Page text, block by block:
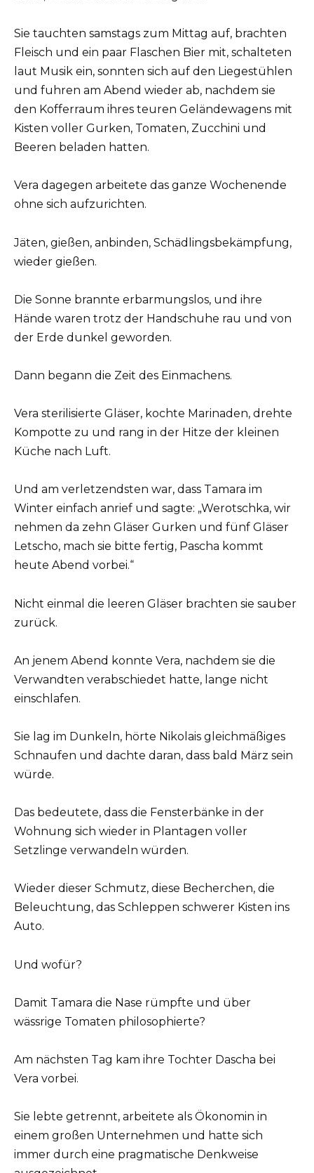
Sie tauchten samstags zum Mittag auf, brachten
Fleisch und ein paar Flaschen Bier mit, schalteten
laut Musik ein, sonnten sich auf den Liegestühlen
und fuhren am Abend wieder ab, nachdem sie
den Kofferraum ihres teuren Geländewagens mit
Kisten voller Gurken, Tomaten, Zucchini und
Beeren beladen hatten.
Vera dagegen arbeitete das ganze Wochenende
ohne sich aufzurichten.
Jäten, gießen, anbinden, Schädlingsbekämpfung,
wieder gießen.
Die Sonne brannte erbarmungslos, und ihre
Hände waren trotz der Handschuhe rau und von
der Erde dunkel geworden.
Dann begann die Zeit des Einmachens.
Vera sterilisierte Gläser, kochte Marinaden, drehte
Kompotte zu und rang in der Hitze der kleinen
Küche nach Luft.
Und am verletzendsten war, dass Tamara im
Winter einfach anrief und sagte: „Werotschka, wir
nehmen da zehn Gläser Gurken und fünf Gläser
Letscho, mach sie bitte fertig, Pascha kommt
heute Abend vorbei.“
Nicht einmal die leeren Gläser brachten sie sauber
zurück.
An jenem Abend konnte Vera, nachdem sie die
Verwandten verabschiedet hatte, lange nicht
einschlafen.
Sie lag im Dunkeln, hörte Nikolais gleichmäßiges
Schnaufen und dachte daran, dass bald März sein
würde.
Das bedeutete, dass die Fensterbänke in der
Wohnung sich wieder in Plantagen voller
Setzlinge verwandeln würden.
Wieder dieser Schmutz, diese Becherchen, die
Beleuchtung, das Schleppen schwerer Kisten ins
Auto.
Und wofür?
Damit Tamara die Nase rümpfte und über
wässrige Tomaten philosophierte?
Am nächsten Tag kam ihre Tochter Dascha bei
Vera vorbei.
Sie lebte getrennt, arbeitete als Ökonomin in
einem großen Unternehmen und hatte sich
immer durch eine pragmatische Denkweise